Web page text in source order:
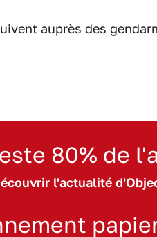
auprès des
80% de
l'actualité